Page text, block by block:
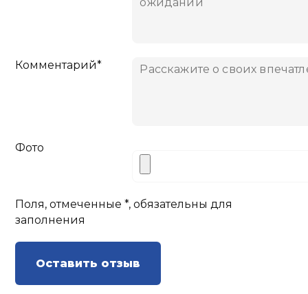
Комментарий*
Фото
Поля, отмеченные *, обязательны для
заполнения
Оставить отзыв